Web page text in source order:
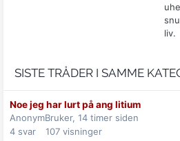
liv.
SISTE TRÅDER I SAMME
Noe jeg har lurt på ang litium
AnonymBruker, 14 timer siden
4 svar 107 visninger